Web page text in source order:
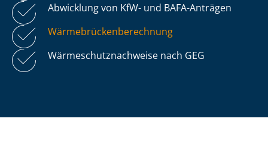
Abwicklung von KfW- und BAFA-Anträgen
Wär­me­brü­cken­be­rech­nung
Wär­me­schutz­nach­wei­se nach GEG